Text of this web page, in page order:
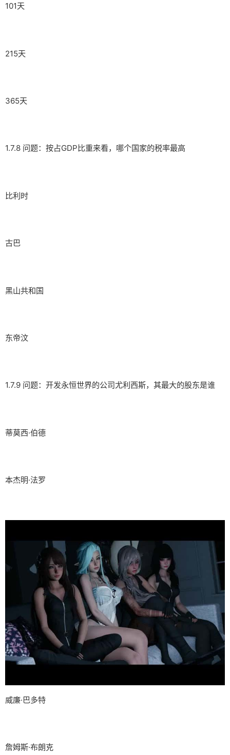
101天
215天
365天
1.7.8 问题：按占GDP比重来看，哪个国家的税率最高
比利时
古巴
黑山共和国
东帝汶
1.7.9 问题：开发永恒世界的公司尤利西斯，其最大的股东是谁
蒂莫西·伯德
本杰明·法罗
威廉·巴多特
詹姆斯·布朗克